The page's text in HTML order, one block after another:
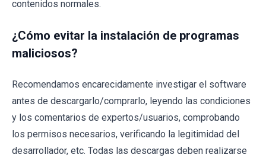
contenidos normales.
¿Cómo evitar la instalación de programas
maliciosos?
Recomendamos encarecidamente investigar el software
antes de descargarlo/comprarlo, leyendo las condiciones
y los comentarios de expertos/usuarios, comprobando
los permisos necesarios, verificando la legitimidad del
desarrollador, etc. Todas las descargas deben realizarse